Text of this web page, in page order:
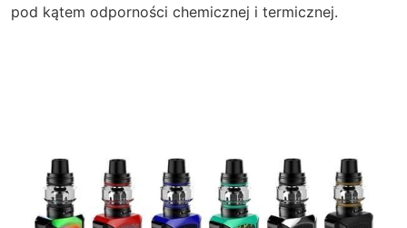
pod kątem odporności chemicznej i termicznej.